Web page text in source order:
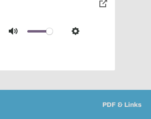
Mute Settings
toggle
PDF & Links